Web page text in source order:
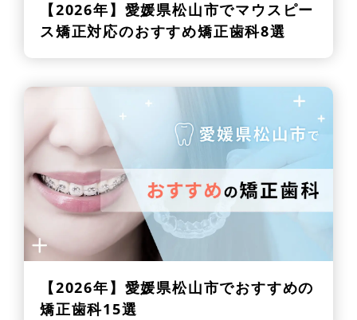
【2026年】 愛媛県松山市でマウスピー
ス矯正対応のおすすめ矯正歯科8選
【2026年】 愛媛県松山市でおすすめの
矯正歯科15選